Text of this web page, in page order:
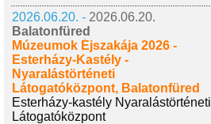
2026.06.20. - 2026.06.20.
Balatonfüred
Múzeumok Éjszakája 2026 -
Esterházy-Kastély -
Nyaralástörténeti
Látogatóközpont, Balatonfüred
Esterházy-kastély Nyaralástörténeti
Látogatóközpont